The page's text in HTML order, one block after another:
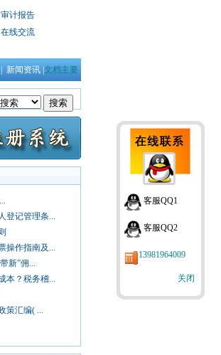
审计报告
在线交流
新闻资讯
登记管理条...
操作指南及...
新”佣...
本？税务稽...
策汇编( ...
客服QQ1
客服QQ2
13981964009
关闭
文档主要